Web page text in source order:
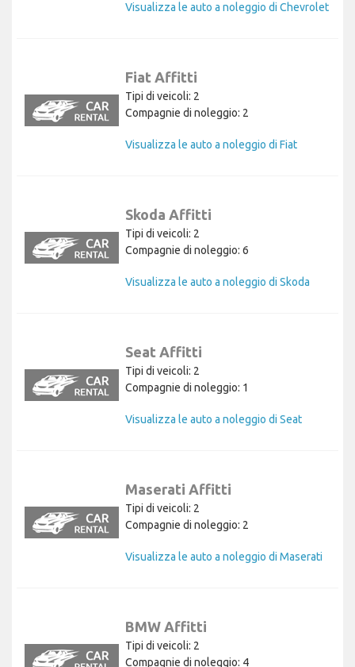
Visualizza le auto a noleggio di Chevrolet
Fiat Affitti
Tipi di veicoli: 2
Compagnie di noleggio: 2
Visualizza le auto a noleggio di Fiat
Skoda Affitti
Tipi di veicoli: 2
Compagnie di noleggio: 6
Visualizza le auto a noleggio di Skoda
Seat Affitti
Tipi di veicoli: 2
Compagnie di noleggio: 1
Visualizza le auto a noleggio di Seat
Maserati Affitti
Tipi di veicoli: 2
Compagnie di noleggio: 2
Visualizza le auto a noleggio di Maserati
BMW Affitti
Tipi di veicoli: 2
Compagnie di noleggio: 4